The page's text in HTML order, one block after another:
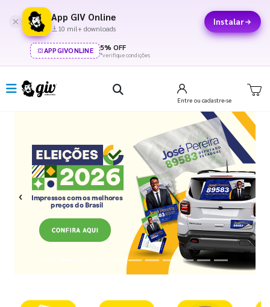
App GIV Online
10 mil+ downloads
Instalar
APPGIVONLINE 5% OFF
*verifique condições
Entre ou cadastre-se
Previous Next